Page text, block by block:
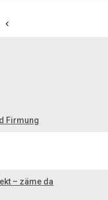
Firmung
– zäme da